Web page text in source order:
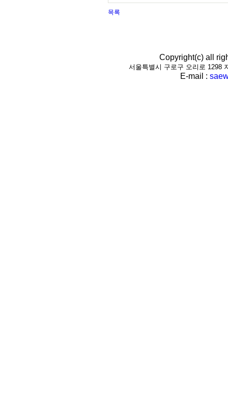
목록
Copyright(c) all
서울특별시 구로구 오리로 1298
E-mail :